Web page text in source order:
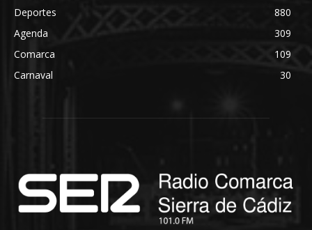
Deportes
880
Agenda
309
Comarca
109
Carnaval
30